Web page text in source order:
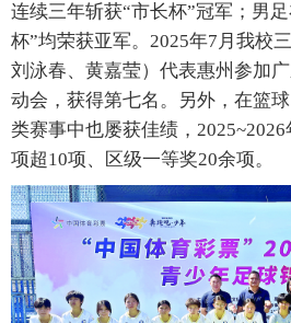
连续三年斩获“市长杯”冠军；男
杯”均荣获亚军。2025年7月我校
刘泳春、黄嘉莹）代表惠州参加
动会，获得第七名。另外，在篮
类赛事中也屡获佳绩，
项超10项、区级一等奖20余项。